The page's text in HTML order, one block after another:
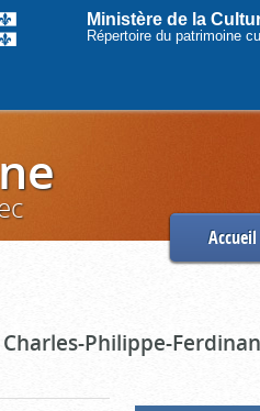
Ministère de la
Répertoire du patrimoine
Accueil
Philippe-